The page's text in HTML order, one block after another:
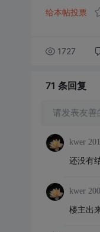
给本帖投票
1727
71 条回复
请发表友
kwer
还没有
kwer
楼主出